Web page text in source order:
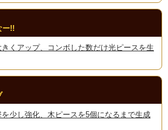
ー!!
くアップ、コンボした数だけ光ピースを生
少し強化、木ピースを5個になるまで生成